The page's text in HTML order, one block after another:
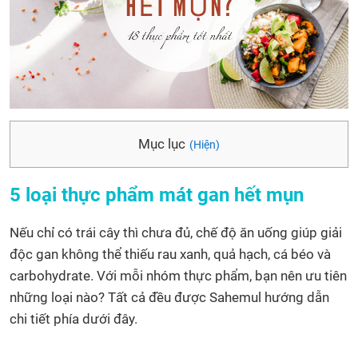
Mục lục (Hiện)
5 loại thực phẩm mát gan hết mụn
Nếu chỉ có trái cây thì chưa đủ, chế độ ăn uống giúp giải
độc gan không thể thiếu rau xanh, quả hạch, cá béo và
carbohydrate. Với mỗi nhóm thực phẩm, bạn nên ưu tiên
những loại nào? Tất cả đều được Sahemul hướng dẫn
chi tiết phía dưới đây.